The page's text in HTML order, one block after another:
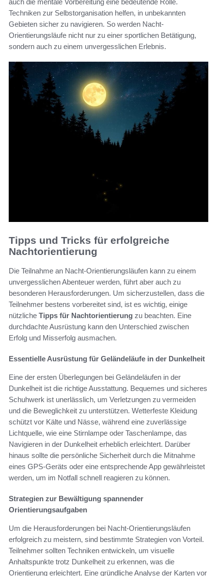
auch die mentale Vorbereitung eine bedeutende Rolle.
Techniken zur Selbstorganisation helfen, in unbekannten
Gebieten sicher zu navigieren. So werden Nacht-
Orientierungsläufe nicht nur zu einer sportlichen Betätigung,
sondern auch zu einem unvergesslichen Erlebnis.
Tipps und Tricks für erfolgreiche
Nachtorientierung
Die Teilnahme an Nacht-Orientierungsläufen kann zu einem
unvergesslichen Abenteuer werden, führt aber auch zu
besonderen Herausforderungen. Um sicherzustellen, dass die
Teilnehmer bestens vorbereitet sind, ist es wichtig, einige
nützliche Tipps für Nachtorientierung zu beachten. Eine
durchdachte Ausrüstung kann den Unterschied zwischen
Erfolg und Misserfolg ausmachen.
Essentielle Ausrüstung für Geländeläufe in der Dunkelheit
Eine der ersten Überlegungen bei Geländeläufen in der
Dunkelheit ist die richtige Ausstattung. Bequemes und sicheres
Schuhwerk ist unerlässlich, um Verletzungen zu vermeiden
und die Beweglichkeit zu unterstützen. Wetterfeste Kleidung
schützt vor Kälte und Nässe, während eine zuverlässige
Lichtquelle, wie eine Stirnlampe oder Taschenlampe, das
Navigieren in der Dunkelheit erheblich erleichtert. Darüber
hinaus sollte die persönliche Sicherheit durch die Mitnahme
eines GPS-Geräts oder eine entsprechende App gewährleistet
werden, um im Notfall schnell reagieren zu können.
Strategien zur Bewältigung spannender
Orientierungsaufgaben
Um die Herausforderungen bei Nacht-Orientierungsläufen
erfolgreich zu meistern, sind bestimmte Strategien von Vorteil.
Teilnehmer sollten Techniken entwickeln, um visuelle
Anhaltspunkte trotz Dunkelheit zu erkennen, was die
Orientierung erleichtert. Eine gründliche Analyse der Karten vor